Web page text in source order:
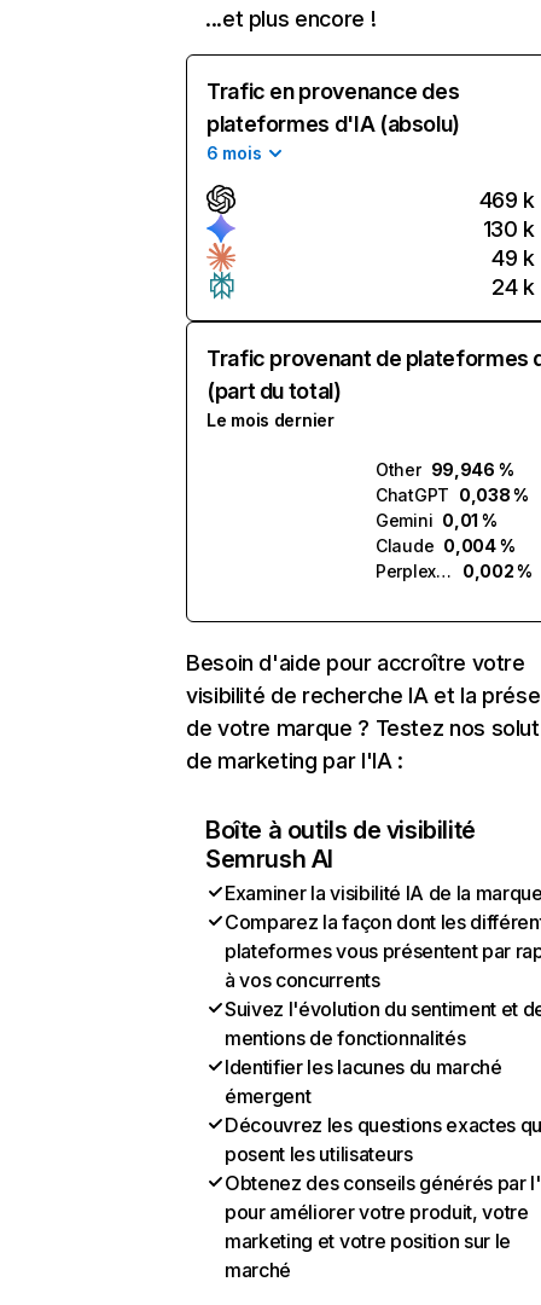
...et plus encore !
Trafic en provenance des
plateformes d'IA (absolu)
6 mois
469 k
130 k
49 k
24 k
Trafic provenant de plateformes
(part du total)
Le mois dernier
Other 99,946 %
ChatGPT 0,038 %
Gemini 0,01 %
Claude 0,004 %
Perplexity
0,002 %
Besoin d'aide pour accroître votre
visibilité de recherche IA et la
de votre marque ? Testez nos
de marketing par l'IA :
Boîte à outils de visibilité
Semrush AI
Examiner la visibilité IA de la
Comparez la façon dont les
plateformes vous présentent par
à vos concurrents
Suivez l'évolution du sentiment et
mentions de fonctionnalités
Identifier les lacunes du marché
émergent
Découvrez les questions exactes
posent les utilisateurs
Obtenez des conseils générés par
pour améliorer votre produit, votre
marketing et votre position sur le
marché